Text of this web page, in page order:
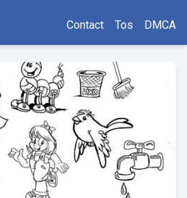
Contact Tos DMCA